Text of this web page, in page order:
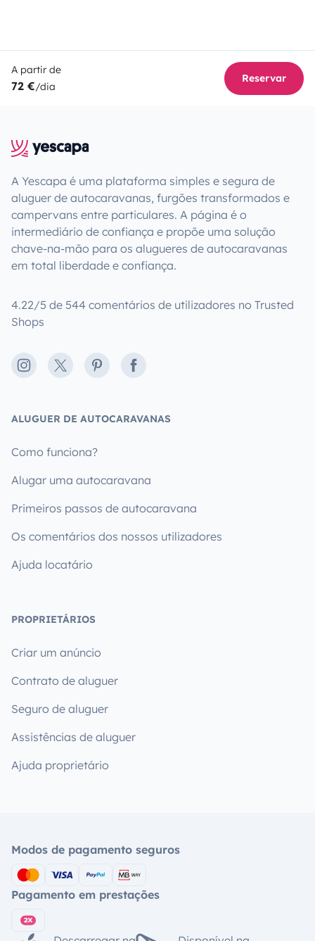
A partir de
72 €/dia
Reservar
A Yescapa é uma plataforma simples e segura de
aluguer de autocaravanas, furgões transformados e
campervans entre particulares. A página é o
intermediário de confiança e propõe uma solução
chave-na-mão para os alugueres de autocaravanas
em total liberdade e confiança.
4.22/5 de 544 comentários de utilizadores no Trusted
Shops
Instagram
X PinterestFacebook
ALUGUER DE AUTOCARAVANAS
Como funciona?
Alugar uma autocaravana
Primeiros passos de autocaravana
Os comentários dos nossos utilizadores
Ajuda locatário
PROPRIETÁRIOS
Criar um anúncio
Contrato de aluguer
Seguro de aluguer
Assistências de aluguer
Ajuda proprietário
Modos de pagamento seguros
Pagamento em prestações